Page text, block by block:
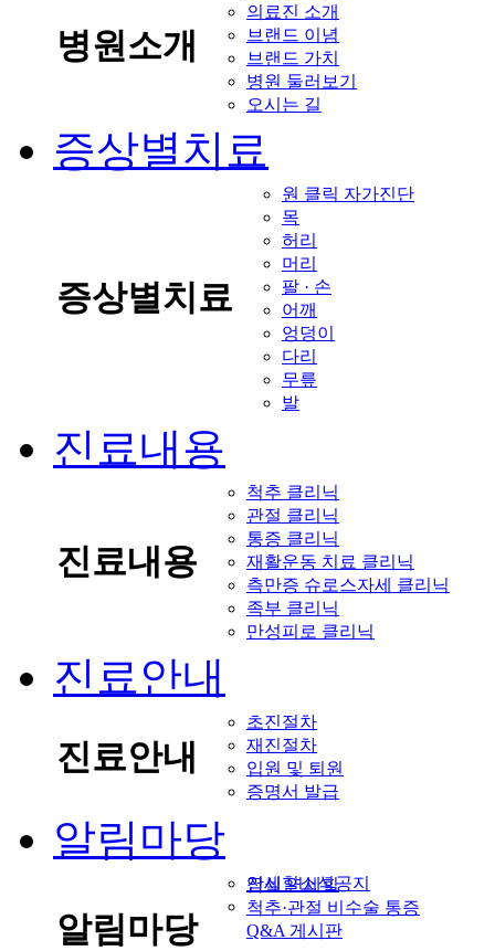
병원소개
의료진 소개
브랜드 이념
브랜드 가치
병원 둘러보기
오시는 길
증상별치료
증상별치료
원 클릭 자가진단
목
허리
머리
팔 · 손
어깨
엉덩이
다리
무릎
발
진료내용
진료내용
척추 클리닉
관절 클리닉
통증 클리닉
재활운동 치료 클리닉
측만증 슈로스자세 클리닉
족부 클리닉
만성피로 클리닉
진료안내
진료안내
초진절차
재진절차
입원 및 퇴원
증명서 발급
알림마당
알림마당
연세힐소식공지
잠실 연세힐
척추·관절 비수술 통증
Q&A 게시판